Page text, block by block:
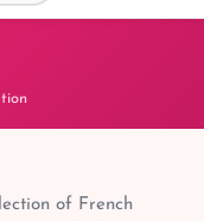
of French